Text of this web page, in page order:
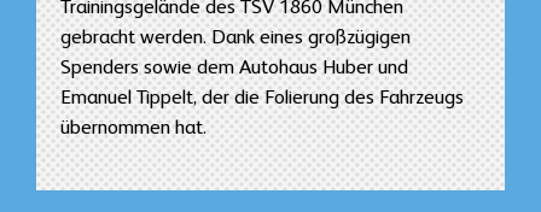
Trainingsgelände des TSV 1860 München
gebracht werden. Dank eines großzügigen
Spenders sowie dem Autohaus Huber und
Emanuel Tippelt, der die Folierung des Fahrzeugs
übernommen hat.